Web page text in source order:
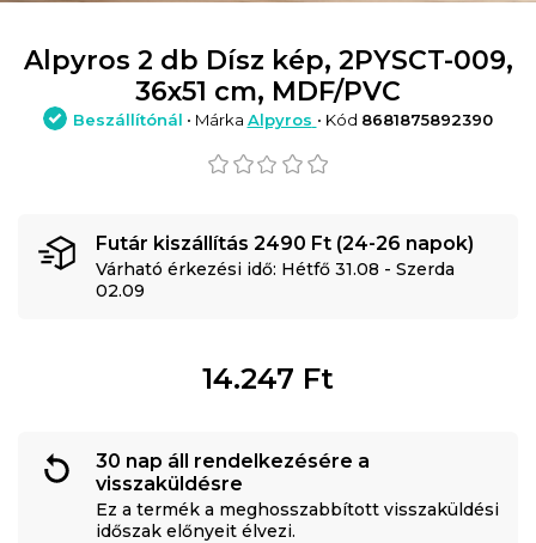
Alpyros 2 db Dísz kép, 2PYSCT-009,
36x51 cm, MDF/PVC
Beszállítónál • Márka Alpyros • Kód 8681875892390
Futár kiszállítás 2490 Ft (24-26 napok)
Várható érkezési idő: Hétfő 31.08 - Szerda
02.09
14.247 Ft
30 nap áll rendelkezésére a
visszaküldésre
Ez a termék a meghosszabbított visszaküldési
időszak előnyeit élvezi.